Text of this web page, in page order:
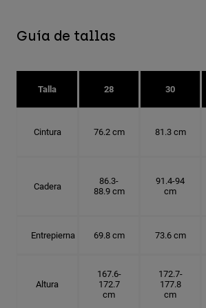
Guía de tallas
Talla 28 30
Cintura 76.2 cm 81.3 cm
Cadera
86.3-
88.9 cm
91.4-94
cm
Entrepierna 69.8 cm 73.6 cm
Altura
167.6-
172.7
cm
172.7-
177.8
cm